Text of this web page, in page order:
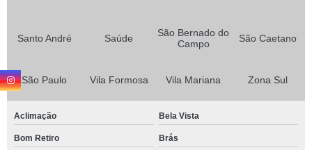
Santo André Saúde
São Bernado do
Campo
São Caetano
São Paulo Vila Formosa Vila Mariana Zona Sul
Aclimação Bela Vista
Bom Retiro Brás